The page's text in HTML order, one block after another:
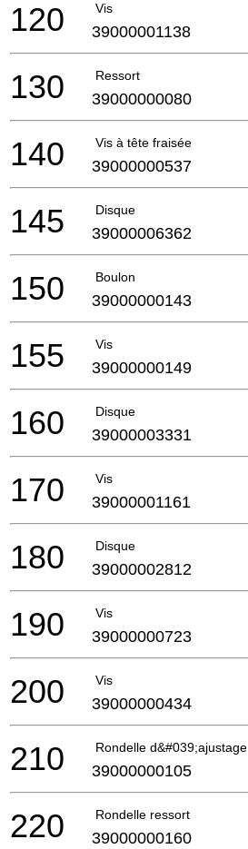
Vis
120 39000001138
Ressort
130 39000000080
Vis à tête fraisée
140 39000000537
Disque
145 39000006362
Boulon
150 39000000143
Vis
155 39000000149
Disque
160 39000003331
Vis
170 39000001161
Disque
180 39000002812
Vis
190 39000000723
Vis
200 39000000434
Rondelle d&#039;ajustage
210 39000000105
Rondelle ressort
220 39000000160